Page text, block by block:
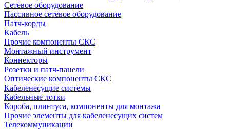
Сетевое оборудование
Пассивное сетевое оборудование
Патч-корды
Кабель
Прочие компоненты СКС
Монтажный инструмент
Коннекторы
Розетки и патч-панели
Оптические компоненты СКС
Кабеленесущие системы
Кабельные лотки
Короба, плинтуса, компоненты для монтажа
Прочие элементы для кабеленесущих систем
Телекоммуникации